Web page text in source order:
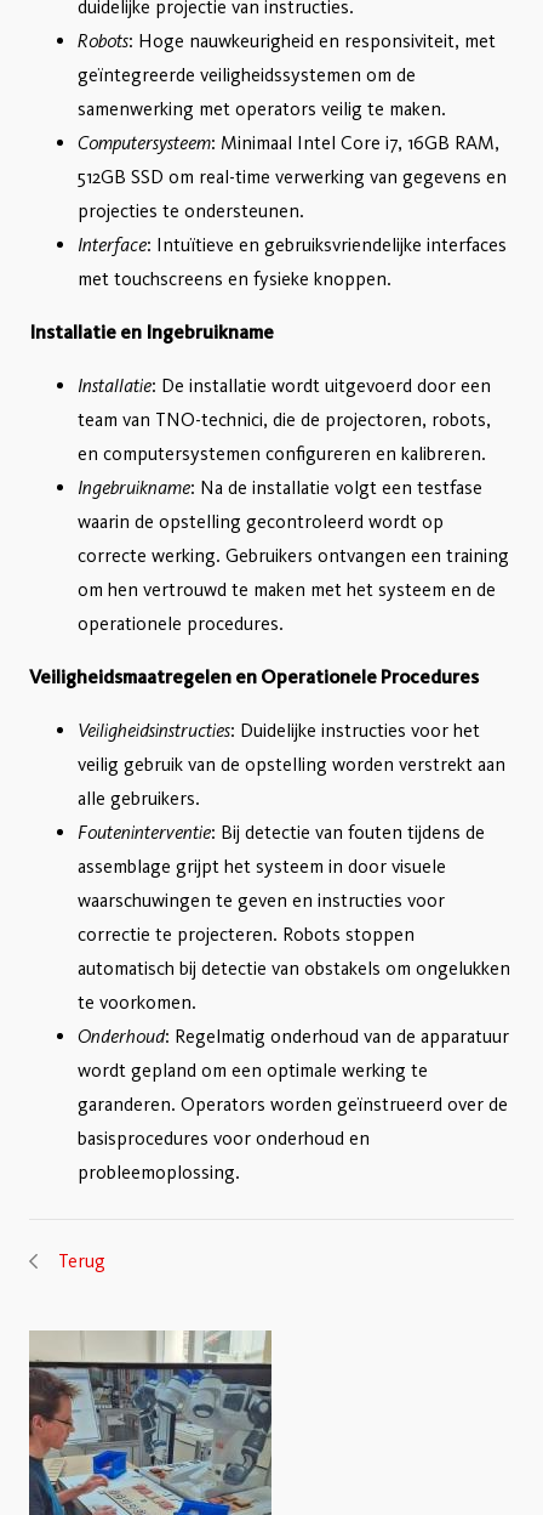
duidelijke projectie van instructies.
Robots: Hoge nauwkeurigheid en responsiviteit, met
geïntegreerde veiligheidssystemen om de
samenwerking met operators veilig te maken.
Computersysteem: Minimaal Intel Core i7, 16GB RAM,
512GB SSD om real-time verwerking van gegevens en
projecties te ondersteunen.
Interface: Intuïtieve en gebruiksvriendelijke interfaces
met touchscreens en fysieke knoppen.
Installatie en Ingebruikname
Installatie: De installatie wordt uitgevoerd door een
team van TNO-technici, die de projectoren, robots,
en computersystemen configureren en kalibreren.
Ingebruikname: Na de installatie volgt een testfase
waarin de opstelling gecontroleerd wordt op
correcte werking. Gebruikers ontvangen een training
om hen vertrouwd te maken met het systeem en de
operationele procedures.
Veiligheidsmaatregelen en Operationele Procedures
Veiligheidsinstructies: Duidelijke instructies voor het
veilig gebruik van de opstelling worden verstrekt aan
alle gebruikers.
Fouteninterventie: Bij detectie van fouten tijdens de
assemblage grijpt het systeem in door visuele
waarschuwingen te geven en instructies voor
correctie te projecteren. Robots stoppen
automatisch bij detectie van obstakels om ongelukken
te voorkomen.
Onderhoud: Regelmatig onderhoud van de apparatuur
wordt gepland om een optimale werking te
garanderen. Operators worden geïnstrueerd over de
basisprocedures voor onderhoud en
probleemoplossing.
Terug